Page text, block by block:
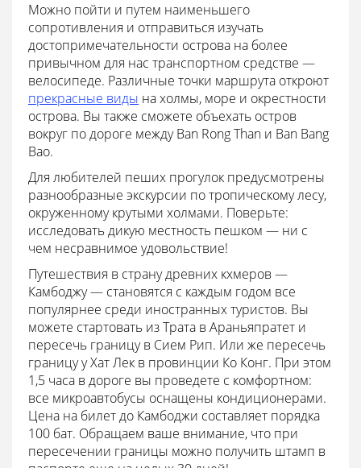
Можно пойти и путем наименьшего
сопротивления и отправиться изучать
достопримечательности острова на более
привычном для нас транспортном средстве —
велосипеде. Различные точки маршрута откроют
прекрасные виды на холмы, море и окрестности
острова. Вы также сможете объехать остров
вокруг по дороге между Ban Rong Than и Ban Bang
Bao.
Для любителей пеших прогулок предусмотрены
разнообразные экскурсии по тропическому лесу,
окруженному крутыми холмами. Поверьте:
исследовать дикую местность пешком — ни с
чем несравнимое удовольствие!
Путешествия в страну древних кхмеров —
Камбоджу — становятся с каждым годом все
популярнее среди иностранных туристов. Вы
можете стартовать из Трата в Араньяпратет и
пересечь границу в Сием Рип. Или же пересечь
границу у Хат Лек в провинции Ко Конг. При этом
1,5 часа в дороге вы проведете с комфортном:
все микроавтобусы оснащены кондиционерами.
Цена на билет до Камбоджи составляет порядка
100 бат. Обращаем ваше внимание, что при
пересечении границы можно получить штамп в